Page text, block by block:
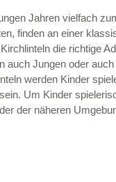
Jahren vielfach
finden an einer
die richtige
auch Jungen oder
werden Kinder
Um Kinder
der näheren